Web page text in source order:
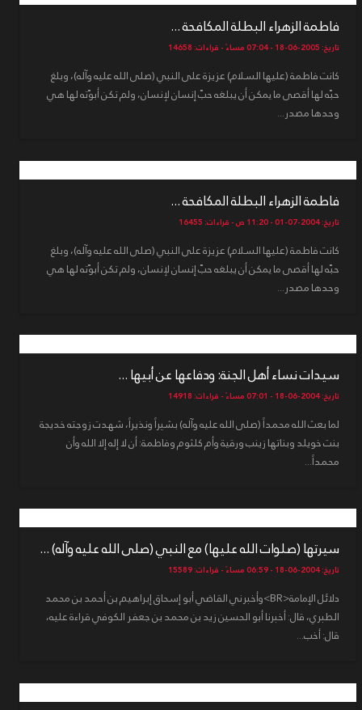
فاطمة الزهراء البطلة المكافحة ...
تاريخ: 2005-06-18 - 07:04 مساءً - قراءات: 14658
كانت فاطمة (عليها السلام) عزيزة على النبي (صلى الله عليه وآله)، وبلغ
حبّه لها أقصى ما يمكن أن يبلغه حبّ إنسان لإنسان، ولم تكن أبوّته لها هي
وحدها مصدر...
فاطمة الزهراء البطلة المكافحة ...
تاريخ: 2004-07-01 - 11:20 ص - قراءات: 16455
كانت فاطمة (عليها السلام) عزيزة على النبي (صلى الله عليه وآله)، وبلغ
حبّه لها أقصى ما يمكن أن يبلغه حبّ إنسان لإنسان، ولم تكن أبوّته لها هي
وحدها مصدر...
سيدات نساء أهل الجنة: ودفاعها عن أبيها ...
تاريخ: 2004-06-18 - 07:01 مساءً - قراءات: 14918
لما بعث الله محمداً (صلى الله عليه وآله) بشيراً ونذيراً، شهدت زوجته خديجة
بنت خويلد وبناتها زينب ورقية وأم كلثوم وفاطمة: أن لا إله إلا الله وأن
محمداً...
سيرتها (صلوات الله عليها) مع النبي (صلى الله عليه وآله) ...
تاريخ: 2004-06-18 - 06:59 مساءً - قراءات: 15589
دلائل الإمامة<BR>وأخبرني القاضي أبو إسحاق إبراهيم بن أحمد بن محمد
الطبري، قال: أخبرنا أبو الحسين زيد بن محمد بن جعفر الكوفي قراءة عليه،
قال: أخب...